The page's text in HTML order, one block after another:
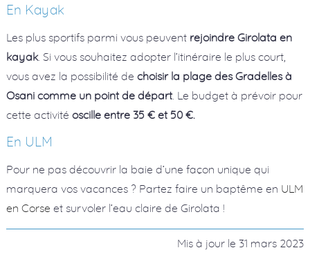
En Kayak
Les plus sportifs parmi vous peuvent rejoindre Girolata en
kayak. Si vous souhaitez adopter l’itinéraire le plus court,
vous avez la possibilité de choisir la plage des Gradelles à
Osani comme un point de départ. Le budget à prévoir pour
cette activité oscille entre 35 € et 50 €.
En ULM
Pour ne pas découvrir la baie d’une façon unique qui
marquera vos vacances ? Partez faire un baptême en ULM
en Corse et survoler l’eau claire de Girolata !
Mis à jour le31 mars 2023